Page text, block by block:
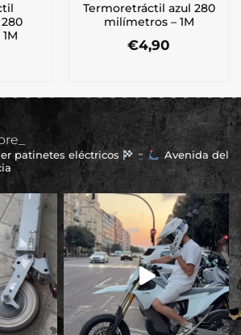
Termoretráctil azul 280
milímetros – 1M
€4,90
patinetes eléctricos
Avenida del